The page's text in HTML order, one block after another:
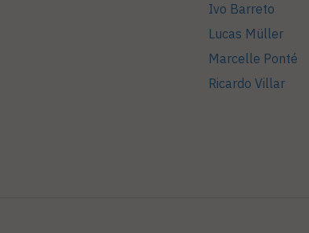
Ivo Barreto
Lucas Müller
Marcelle Ponté
Ricardo Villar